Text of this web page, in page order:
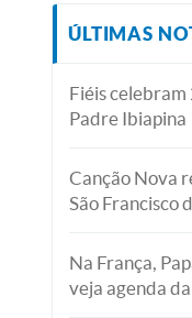
ÚLTIMAS
Fiéis celebram
Padre Ibiapina
Canção Nova
São Francisco
Na França,
veja agenda